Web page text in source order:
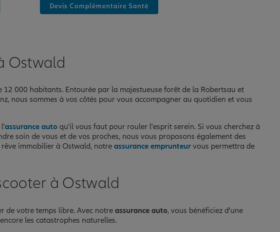
Devis Complémentaire Santé
Ostwald
000 habitants. Entourée par la majestueuse forêt de la Robertsau et
nous sommes à vos côtés pour vous accompagner au quotidien et vous
assurance auto qu'il vous faut pour rouler l'esprit serein. Si vous cherchez à
soin de vous et de vos proches, nous vous proposons également des
immobilier à Ostwald, notre assurance emprunteur vous permettra de
à Ostwald
de votre temps libre. Avec notre assurance auto, vous bénéficiez d'une
les catastrophes naturelles.